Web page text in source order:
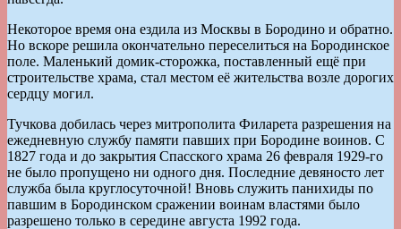
Некоторое время она ездила из Москвы в Бородино и обратно.
Но вскоре решила окончательно переселиться на Бородинское
поле. Маленький домик-сторожка, поставленный ещё при
строительстве храма, стал местом её жительства возле дорогих
сердцу могил.
Тучкова добилась через митрополита Филарета разрешения на
ежедневную службу памяти павших при Бородине воинов. С
1827 года и до закрытия Спасского храма 26 февраля 1929-го
не было пропущено ни одного дня. Последние девяносто лет
служба была круглосуточной! Вновь служить панихиды по
павшим в Бородинском сражении воинам властями было
разрешено только в середине августа 1992 года.